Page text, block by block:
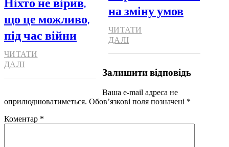
що це можливо,
під час війни
ЧИТАТИ
ДАЛІ
на зміну умов
ЧИТАТИ
ДАЛІ
Залишити відповідь
Ваша e-mail адреса не
оприлюднюватиметься. Обов’язкові поля позначені *
Коментар *